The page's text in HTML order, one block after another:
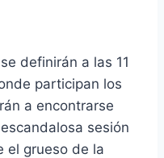
definirán a las 11
participan los
a encontrarse
sesión
el grueso de la